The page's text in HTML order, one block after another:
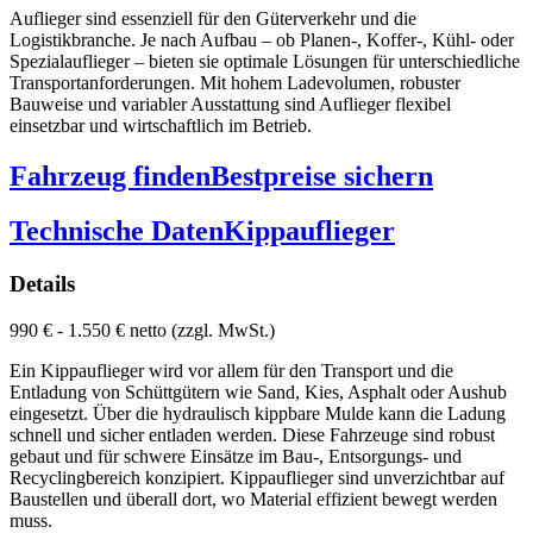
Auflieger sind essenziell für den Güterverkehr und die
Logistikbranche. Je nach Aufbau – ob Planen-, Koffer-, Kühl- oder
Spezialauflieger – bieten sie optimale Lösungen für unterschiedliche
Transportanforderungen. Mit hohem Ladevolumen, robuster
Bauweise und variabler Ausstattung sind Auflieger flexibel
einsetzbar und wirtschaftlich im Betrieb.
Fahrzeug findenBestpreise sichern
Technische DatenKippauflieger
Details
990 € - 1.550 € netto (zzgl. MwSt.)
Ein Kippauflieger wird vor allem für den Transport und die
Entladung von Schüttgütern wie Sand, Kies, Asphalt oder Aushub
eingesetzt. Über die hydraulisch kippbare Mulde kann die Ladung
schnell und sicher entladen werden. Diese Fahrzeuge sind robust
gebaut und für schwere Einsätze im Bau-, Entsorgungs- und
Recyclingbereich konzipiert. Kippauflieger sind unverzichtbar auf
Baustellen und überall dort, wo Material effizient bewegt werden
muss.